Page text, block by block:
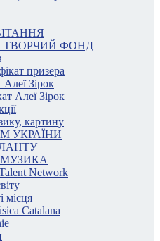
ТВОРЧИЙ ФОНД
призера
Зірок
Алеї Зірок
картину
УКРАЇНИ
МУЗИКА
Network
місця
Catalana